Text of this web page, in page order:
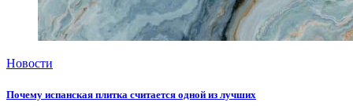
Новости
Почему испанская плитка считается одной из лучших